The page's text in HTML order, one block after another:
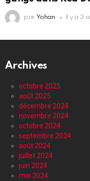
par Yohan il y a 2
Archives
octobre 2025
août 2025
décembre 2024
novembre 2024
octobre 2024
septembre 2024
août 2024
juillet 2024
juin 2024
mai 2024